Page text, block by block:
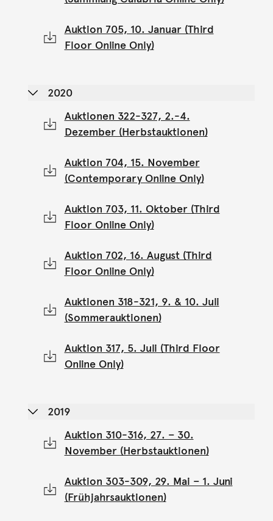
Auktion 705, 10. Januar (Third
Floor Online Only)
2020
Auktionen 322-327, 2.-4.
Dezember (Herbstauktionen)
Auktion 704, 15. November
(Contemporary Online Only)
Auktion 703, 11. Oktober (Third
Floor Online Only)
Auktion 702, 16. August (Third
Floor Online Only)
Auktionen 318-321, 9. & 10. Juli
(Sommerauktionen)
Auktion 317, 5. Juli (Third Floor
Online Only)
2019
Auktion 310-316, 27. – 30.
November (Herbstauktionen)
Auktion 303-309, 29. Mai – 1. Juni
(Frühjahrsauktionen)